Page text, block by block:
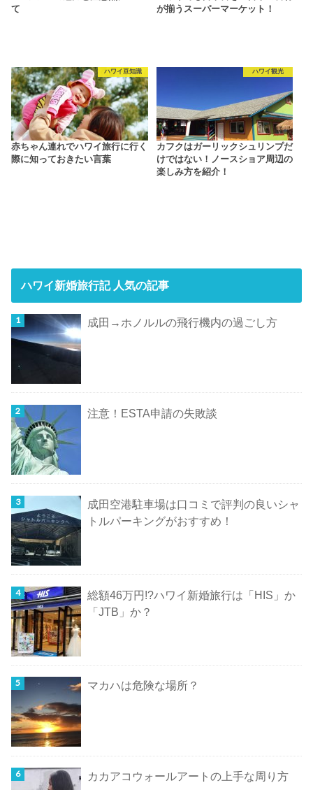
て
が揃うスーパーマーケット！
ハワイ豆知識
赤ちゃん連れでハワイ旅行に行く
際に知っておきたい言葉
ハワイ観光
カフクはガーリックシュリンプだ
けではない！ノースショア周辺の
楽しみ方を紹介！
ハワイ新婚旅行記 人気の記事
成田→ホノルルの飛行機内の過ごし方
注意！ESTA申請の失敗談
成田空港駐車場は口コミで評判の良いシャ
トルパーキングがおすすめ！
総額46万円!?ハワイ新婚旅行は「HIS」か
「JTB」か？
マカハは危険な場所？
カカアコウォールアートの上手な周り方